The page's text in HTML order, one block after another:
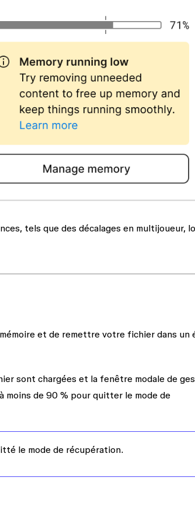
tels que des décalages en multijoueur,
et de remettre votre fichier dans un
sont chargées et la fenêtre modale de
moins de 90 % pour quitter le mode de
le mode de récupération.